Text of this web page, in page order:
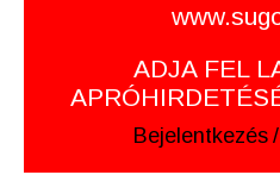
ADJA FEL
Bejelentkezés /